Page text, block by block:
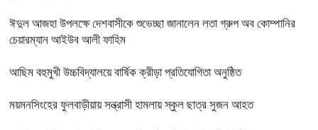
ঈদুল আজহা উপলক্ষে দেশবাসীকে শুভেচ্ছা জানালেন লতা গ্রুপ অব কোম্পানির
চেয়ারম্যান আইউব আলী ফাহিম
আছিম বহুমুখী উচ্চবিদ্যালয়ে বার্ষিক ক্রীড়া প্রতিযোগিতা অনুষ্ঠিত
ময়মনসিংহের ফুলবাড়ীয়ায় সন্ত্রাসী হামলায় স্কুল ছাত্র সুজন আহত